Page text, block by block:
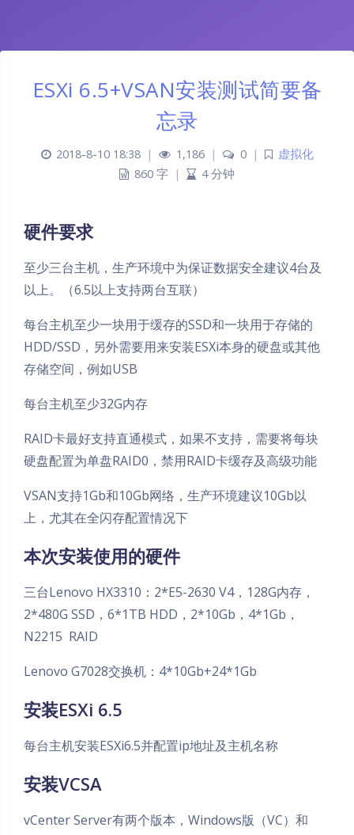
ESXi 6.5+VSAN安装测试简要备
忘录
2018-8-10 18:38 | 1,186 | 0 |
虚拟化
860 字 | 4 分钟
硬件要求
至少三台主机，生产环境中为保证数据安全建议4台及
以上。（6.5以上支持两台互联）
每台主机至少一块用于缓存的SSD和一块用于存储的
HDD/SSD，另外需要用来安装ESXi本身的硬盘或其他
存储空间，例如USB
每台主机至少32G内存
RAID卡最好支持直通模式，如果不支持，需要将每块
硬盘配置为单盘RAID0，禁用RAID卡缓存及高级功能
VSAN支持1Gb和10Gb网络，生产环境建议10Gb以
上，尤其在全闪存配置情况下
本次安装使用的硬件
三台Lenovo HX3310：2*E5-2630 V4，128G内存，
2*480G SSD，6*1TB HDD，2*10Gb，4*1Gb，
N2215 RAID
Lenovo G7028交换机：4*10Gb+24*1Gb
安装ESXi 6.5
每台主机安装ESXi6.5并配置ip地址及主机名称
安装VCSA
vCenter Server有两个版本，Windows版（VC）和